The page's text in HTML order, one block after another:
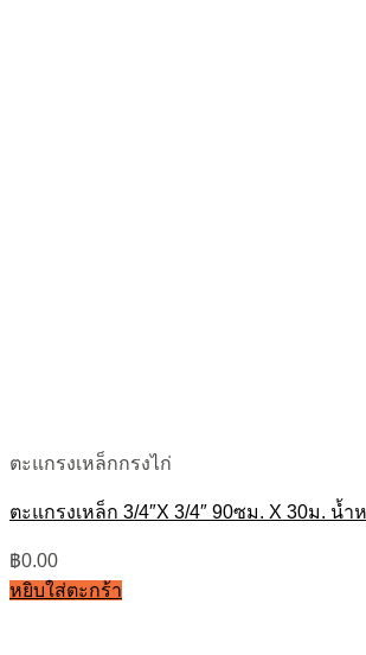
ตะแกรงเหล็กกรงไก่
ตะแกรงเหล็ก 3/4″X 3/4″ 90ซม. X 30ม. น้ำ
฿0.00
หยิบใส่ตะกร้า